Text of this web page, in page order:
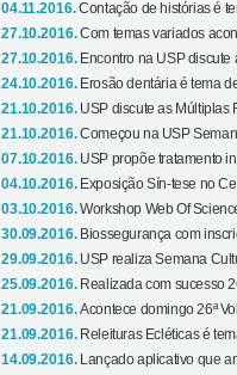
04.11.2016.Contação de histórias é
27.10.2016.Com temas variados
27.10.2016. Encontro na USP discute
24.10.2016. Erosão dentária é tema
21.10.2016. USP discute as Múltiplas
21.10.2016.Começou na USP
07.10.2016. USP propõe tratamento
04.10.2016. Exposição Sín-tese no
03.10.2016.Workshop Web Of
30.09.2016. Biossegurança com
29.09.2016. USP realiza Semana
25.09.2016. Realizada com sucesso
21.09.2016.Acontece domingo 26ª
21.09.2016. Releituras Ecléticas é
14.09.2016.
Lançado aplicativo que